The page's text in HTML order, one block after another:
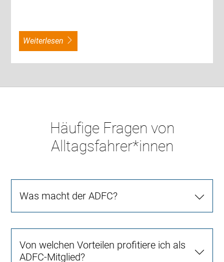
weiterlesen
Häufige Fragen von
Alltagsfahrer*innen
Was macht der ADFC?
Von welchen Vorteilen profitiere ich als
ADFC-Mitglied?